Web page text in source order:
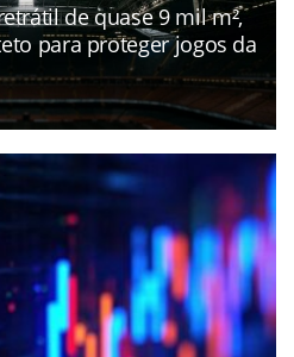
de quase 9 mil m²,
para proteger jogos da